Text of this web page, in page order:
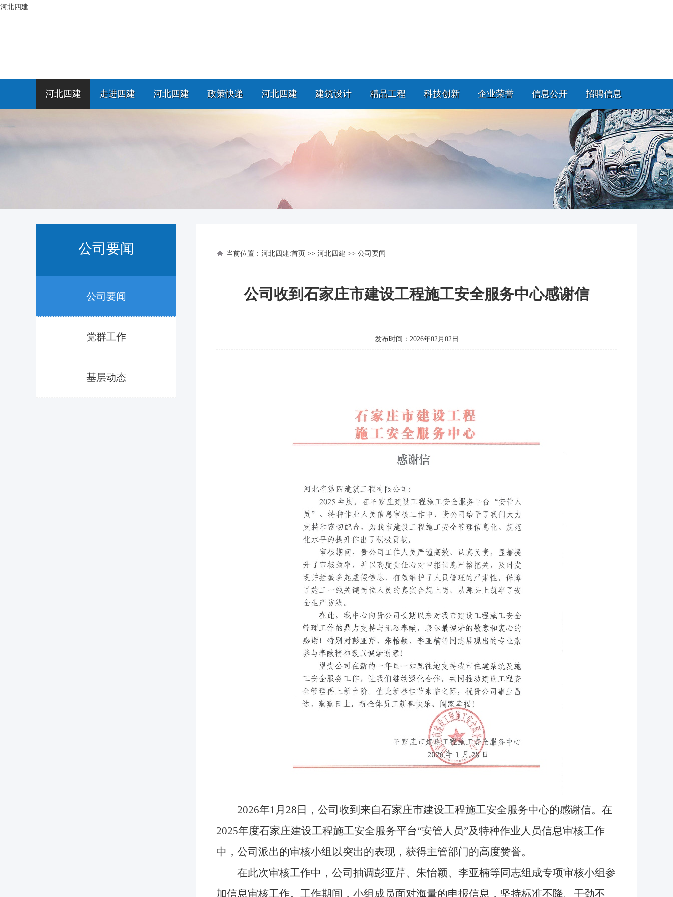
河北四建
河北四建 走进四建 河北四建 政策快递 河北四建 建筑设计 精品工程 科技创新 企业荣誉 信息公开 招聘信息
公司要闻
公司要闻
党群工作
基层动态
当前位置： 河北四建:首页 >> 河北四建 >> 公司要闻
公司收到石家庄市建设工程施工安全服务中心感谢信
发布时间：2026年02月02日
2026年1月28日，公司收到来自石家庄市建设工程施工安全服务中心的感谢信。在
2025年度石家庄建设工程施工安全服务平台“安管人员”及特种作业人员信息审核工作
中，公司派出的审核小组以突出的表现，获得主管部门的高度赞誉。
在此次审核工作中，公司抽调彭亚芹、朱怡颖、李亚楠等同志组成专项审核小组参
加信息审核工作。工作期间，小组成员面对海量的申报信息，坚持标准不降、干劲不